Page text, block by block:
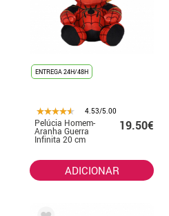
ENTREGA 24H/48H
4.53/5.00
Pelúcia Homem-
Aranha Guerra
Infinita 20 cm
19.50€
ADICIONAR